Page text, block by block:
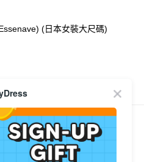
以上免運費
以上免運費
(日本女裝大尺碼)
推薦